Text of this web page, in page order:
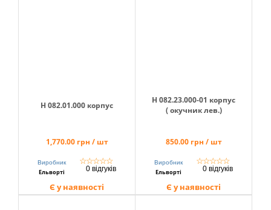
Н 082.01.000 корпус
1,770.00 грн / шт
Виробник
Ельворті
☆☆☆☆☆
0 відгуків
Є у наявності
Н 082.23.000-01 корпус
( окучник лев.)
850.00 грн / шт
Виробник
Ельворті
☆☆☆☆☆
0 відгуків
Є у наявності